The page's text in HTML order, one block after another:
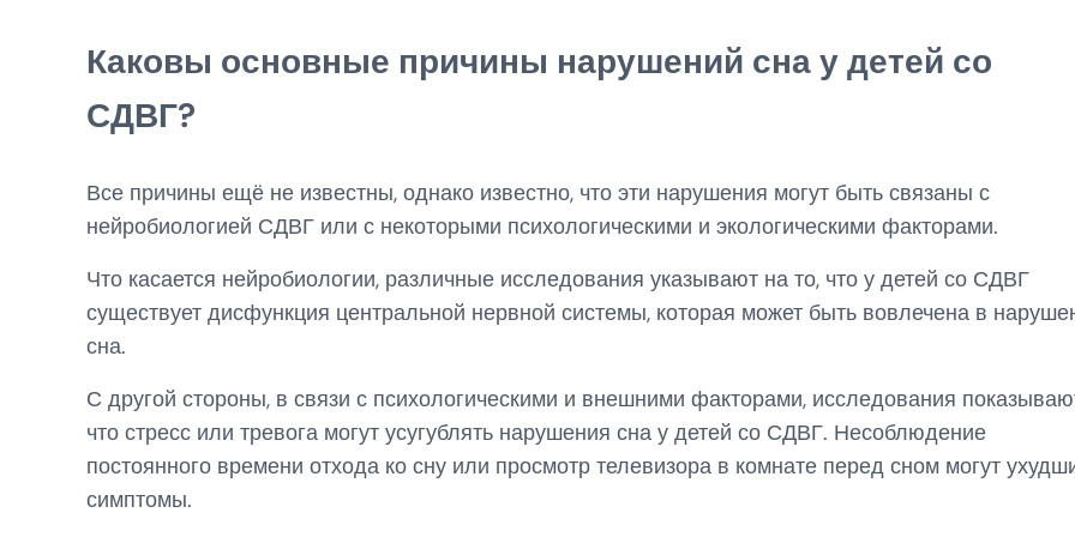
Каковы основные причины нарушений сна у детей со
СДВГ?
Все причины ещё не известны, однако известно, что эти нарушения могут быть связаны с
нейробиологией СДВГ или с некоторыми психологическими и экологическими факторами.
Что касается нейробиологии, различные исследования указывают на то, что у детей со СДВГ
существует дисфункция центральной нервной системы, которая может быть вовлечена в
сна.
С другой стороны, в связи с психологическими и внешними факторами, исследования
что стресс или тревога могут усугублять нарушения сна у детей со СДВГ. Несоблюдение
постоянного времени отхода ко сну или просмотр телевизора в комнате перед сном могут
симптомы.